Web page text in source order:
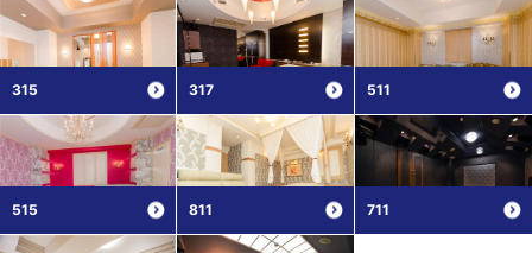
315 317 511
515 811 711